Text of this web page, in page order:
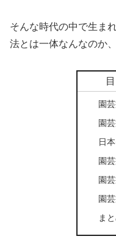
そんな時代の中で生ま
法とは一体なんなのか
園
園
日
園
園
園
ま